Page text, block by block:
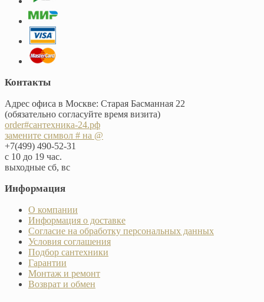
Контакты
Адрес офиса в Москве: Старая Басманная 22
(обязательно согласуйте время визита)
order#сантехника-24.рф
замените символ # на @
+7(499) 490-52-31
с 10 до 19 час.
выходные сб, вс
Информация
О компании
Информация о доставке
Согласие на обработку персональных данных
Условия соглашения
Подбор сантехники
Гарантии
Монтаж и ремонт
Возврат и обмен